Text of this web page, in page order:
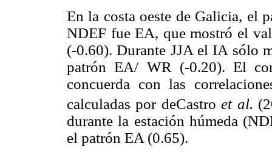
En la costa oeste de Galicia, el
NDEF fue EA, que mostró el
(-0.60). Durante JJA el IA sólo
patrón EA/ WR (-0.20). El
concuerda con las
calculadas por deCastroet al.
durante la estación húmeda
el patrón EA (0.65).